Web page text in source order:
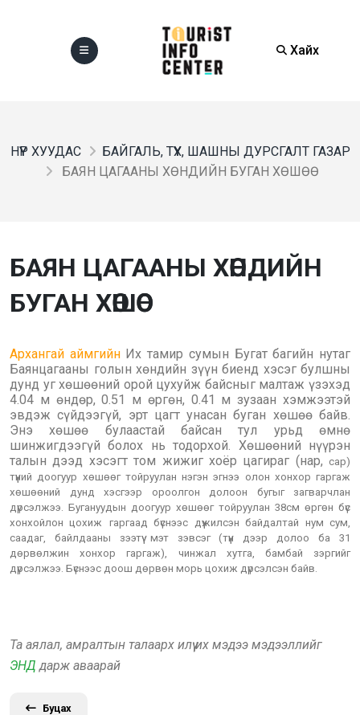
Хайх
НҮҮР ХУУДАС
БАЙГАЛЬ, ТҮҮХ, ШАШНЫ ДУРСГАЛТ ГАЗАР
БАЯН ЦАГААНЫ ХӨНДИЙН БУГАН ХӨШӨӨ
БАЯН ЦАГААНЫ ХӨНДИЙН
БУГАН ХӨШӨӨ
Архангай аймгийнИх тамир сумын Бугат багийн нутаг
Баянцагааны голын хөндийн зүүн биенд хэсэг булшны
дунд уг хөшөөний орой цухуйж байсныг малтаж үзэхэд
4.04 м өндөр, 0.51 м өргөн, 0.41 м зузаан хэмжээтэй
эвдэж сүйдээгүй, эрт цагт унасан буган хөшөө байв.
Энэ хөшөө булаастай байсан тул урьд өмнө
шинжигдээгүй болох нь тодорхой. Хөшөөний нүүрэн
талын дээд хэсэгт том жижиг хоёр цагираг (нар, cap)
түүний доогуур хөшөөг тойруулан нэгэн эгнээ олон хонхор гаргаж
хөшөөний дунд хэсгээр ороолгон долоон бугыг загварчлан
дүрсэлжээ. Бугануудын доогуур хөшөөг тойруулан 38см өргөн бүс
хонхойлон цохиж
гаргаад бүснээс дүүжилсэн байдалтай нум сум,
саадаг, байлдааны зээтүү мэт зэвсэг (түүн дээр долоо ба 31
дөрвөлжин хонхор гаргаж), чинжал хутга, бамбай зэргийг
дүрсэлжээ. Бүснээс доош дөрвөн морь цохиж дүрсэлсэн байв.
Та аялал, амралтын талаарх илүү их мэдээ мэдээллийг
ЭНД дарж аваарай
Буцах